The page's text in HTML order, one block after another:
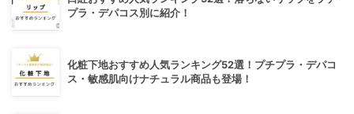
プラ・デパコス別に紹介！
化粧下地おすすめ人気ランキング52選！プチプラ・デパコ
ス・敏感肌向けナチュラル商品も登場！